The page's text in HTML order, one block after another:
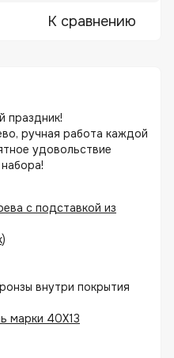
К сравнению
праздник!
ручная работа каждой
удовольствие
с подставкой из
внутри покрытия
марки 40Х13